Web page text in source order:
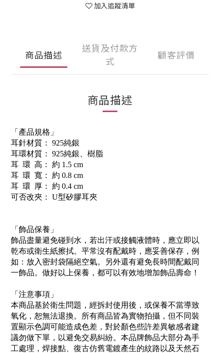
加入追蹤清單
商品描述
送貨及付款方
式
顧客評價
商品描述
「產品規格」
耳針材質： 925純銀
耳環材質： 925純銀、樹脂
耳 環 高： 約 1.5 cm
耳 環 寬： 約 0.8 cm
耳 環 厚： 約 0.4 cm
可否改夾： U型矽膠耳夾
「飾品保養」
飾品盡量避免碰到水，若出汗或接觸液體時，應立即以
乾布或衛生紙擦拭。平常沒有配戴時，應妥善保存，例
如：放入密封袋隔絕空氣。另外還有避免長時間配戴同
一飾品。做好以上保養，都可以有效地增加飾品壽命！
「注意事項」
本商品基於衛生問題，經拆封使用後，或保養不當導致
氧化，恕無法退換。所有商品皆為實物拍攝，但不同裝
置顯示色調可能造成色差，對於顏色些許差異敏感者建
議勿做下單，以避免交易糾紛。本品牌飾品大部分為手
工處理，焊接點、復古仿舊電鍍產生的紋路以及天然石